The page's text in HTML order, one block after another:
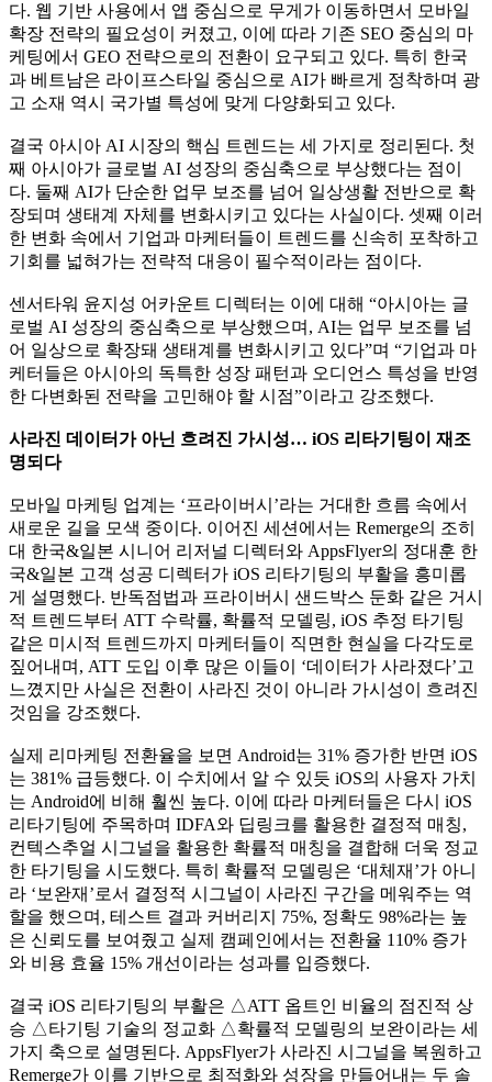
다. 웹 기반 사용에서 앱 중심으로 무게가 이동하면서 모바일
확장 전략의 필요성이 커졌고, 이에 따라 기존 SEO 중심의 마
케팅에서 GEO 전략으로의 전환이 요구되고 있다. 특히 한국
과 베트남은 라이프스타일 중심으로 AI가 빠르게 정착하며 광
고 소재 역시 국가별 특성에 맞게 다양화되고 있다.
결국 아시아 AI 시장의 핵심 트렌드는 세 가지로 정리된다. 첫
째 아시아가 글로벌 AI 성장의 중심축으로 부상했다는 점이
다. 둘째 AI가 단순한 업무 보조를 넘어 일상생활 전반으로 확
장되며 생태계 자체를 변화시키고 있다는 사실이다. 셋째 이러
한 변화 속에서 기업과 마케터들이 트렌드를 신속히 포착하고
기회를 넓혀가는 전략적 대응이 필수적이라는 점이다.
센서타워 윤지성 어카운트 디렉터는 이에 대해 “아시아는 글
로벌 AI 성장의 중심축으로 부상했으며, AI는 업무 보조를 넘
어 일상으로 확장돼 생태계를 변화시키고 있다”며 “기업과 마
케터들은 아시아의 독특한 성장 패턴과 오디언스 특성을 반영
한 다변화된 전략을 고민해야 할 시점”이라고 강조했다.
사라진 데이터가 아닌 흐려진 가시성… iOS 리타기팅이 재조
명되다
모바일 마케팅 업계는 ‘프라이버시’라는 거대한 흐름 속에서
새로운 길을 모색 중이다. 이어진 세션에서는 Remerge의 조히
대 한국&일본 시니어 리저널 디렉터와 AppsFlyer의 정대훈 한
국&일본 고객 성공 디렉터가 iOS 리타기팅의 부활을 흥미롭
게 설명했다. 반독점법과 프라이버시 샌드박스 둔화 같은 거시
적 트렌드부터 ATT 수락률, 확률적 모델링, iOS 추정 타기팅
같은 미시적 트렌드까지 마케터들이 직면한 현실을 다각도로
짚어내며, ATT 도입 이후 많은 이들이 ‘데이터가 사라졌다’고
느꼈지만 사실은 전환이 사라진 것이 아니라 가시성이 흐려진
것임을 강조했다.
실제 리마케팅 전환율을 보면 Android는 31% 증가한 반면 iOS
는 381% 급등했다. 이 수치에서 알 수 있듯 iOS의 사용자 가치
는 Android에 비해 훨씬 높다. 이에 따라 마케터들은 다시 iOS
리타기팅에 주목하며 IDFA와 딥링크를 활용한 결정적 매칭,
컨텍스추얼 시그널을 활용한 확률적 매칭을 결합해 더욱 정교
한 타기팅을 시도했다. 특히 확률적 모델링은 ‘대체재’가 아니
라 ‘보완재’로서 결정적 시그널이 사라진 구간을 메워주는 역
할을 했으며, 테스트 결과 커버리지 75%, 정확도 98%라는 높
은 신뢰도를 보여줬고 실제 캠페인에서는 전환율 110% 증가
와 비용 효율 15% 개선이라는 성과를 입증했다.
결국 iOS 리타기팅의 부활은 △ATT 옵트인 비율의 점진적 상
승 △타기팅 기술의 정교화 △확률적 모델링의 보완이라는 세
가지 축으로 설명된다. AppsFlyer가 사라진 시그널을 복원하고
Remerge가 이를 기반으로 최적화와 성장을 만들어내는 두 솔